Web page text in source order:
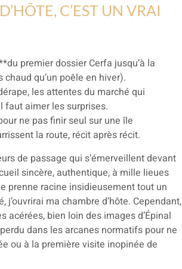
C’EST UN VRAI
premier dossier Cerfa jusqu’à la
qu’un poêle en hiver).
les attentes du marché qui
faut aimer les surprises.
ne pas finir seul sur une île
la route, récit après récit.
de passage qui s’émerveillent devant
sincère, authentique, à mille lieues
prenne racine insidieusement tout un
ma chambre d’hôte. Cependant,
bien loin des images d’Épinal
dans les arcanes normatifs pour ne
ou à la première visite inopinée de